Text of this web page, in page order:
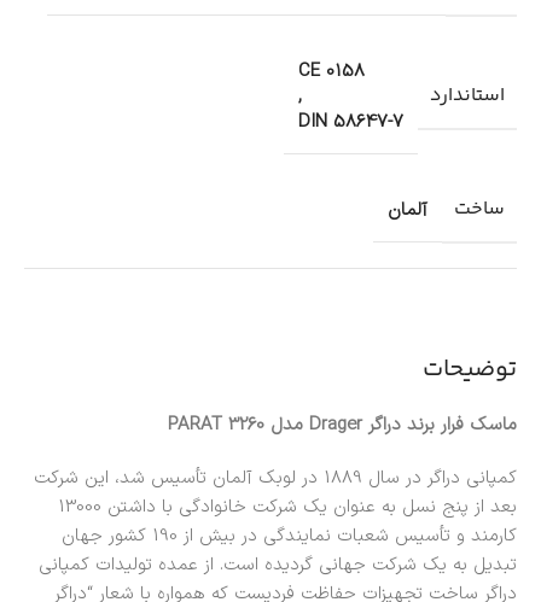
توضیحات
ماسک فرار برند دراگر Drager مدل 3260 PARAT
کمپانی دراگر در سال 1889 در لوبک آلمان تأسیس شد، این شرکت
بعد از پنج نسل به عنوان یک شرکت خانوادگی با داشتن 13000
کارمند و تأسیس شعبات نمایندگی در بیش از 190 کشور جهان
تبدیل به یک شرکت جهانی گردیده است. از عمده تولیدات کمپانی
دراگر ساخت تجهیزات حفاظت فردیست که همواره با شعار “دراگر
استاندارد
CE 0158
,
DIN 58647-7
ساخت آلمان